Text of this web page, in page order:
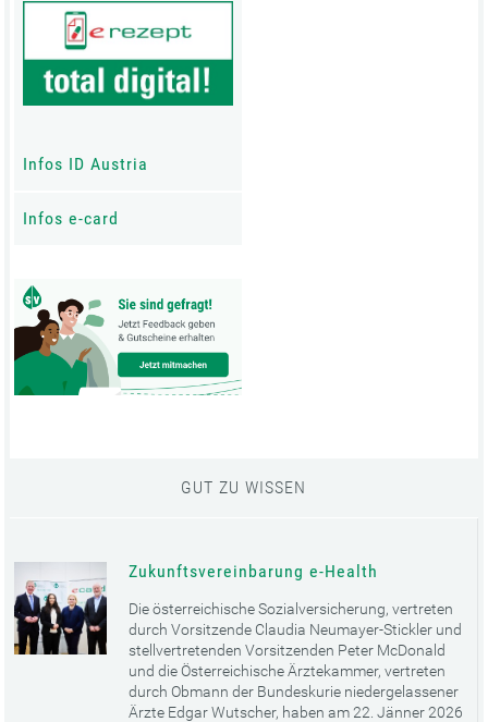
Infos ID Austria
Infos e-card
GUT ZU WISSEN
Zukunftsvereinbarung e-Health
Die österreichische Sozialversicherung, vertreten
durch Vorsitzende Claudia Neumayer-Stickler und
stellvertretenden Vorsitzenden Peter McDonald
und die Österreichische Ärztekammer, vertreten
durch Obmann der Bundeskurie niedergelassener
Ärzte Edgar Wutscher, haben am 22. Jänner 2026